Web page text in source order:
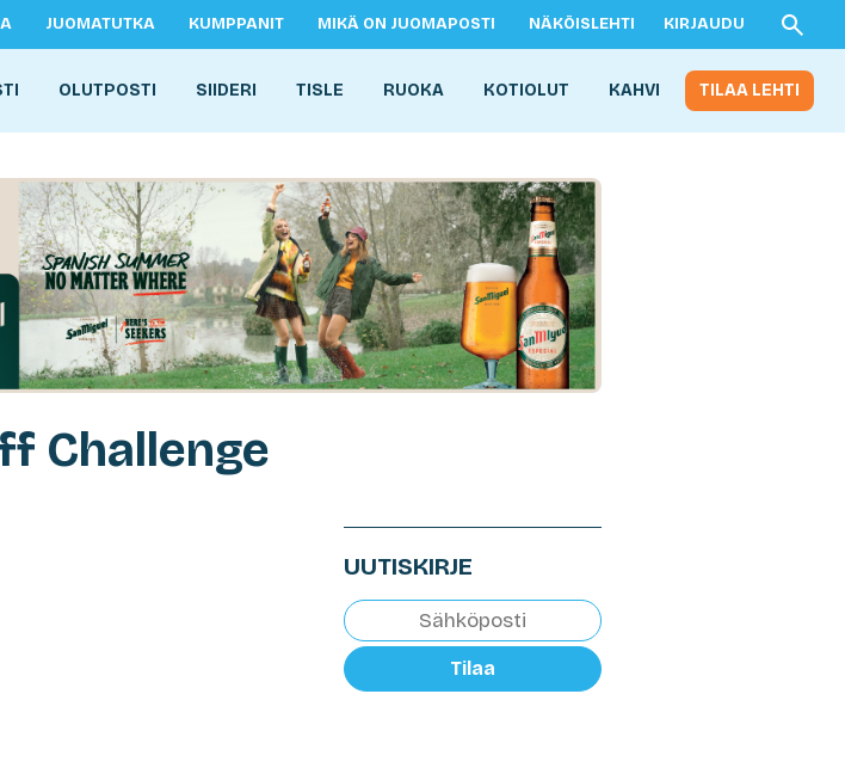
JUOMATUTKA KUMPPANIT MIKÄ ON JUOMAPOSTI NÄKÖISLEHTI KIRJAUDU
OLUTPOSTI SIIDERI TISLE RUOKA KOTIOLUT KAHVI TILAA LEHTI
Challenge
UUTISKIRJE
Tilaa